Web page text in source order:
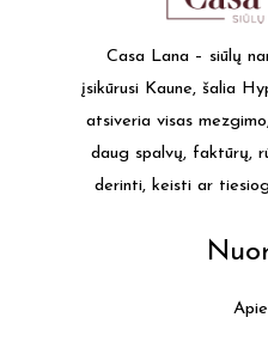
Casa Lana – siūlų
įsikūrusi Kaune, šalia
atsiveria visas
daug spalvų, faktūrų,
derinti, keisti ar